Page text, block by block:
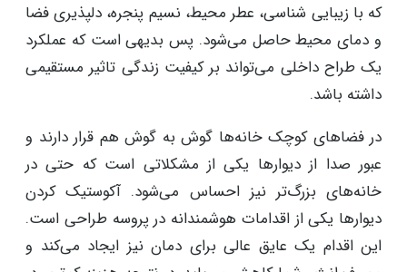
که با زیبایی شناسی، عطر محیط، نسیم پنجره، دلپذیری فضا
و دمای محیط حاصل می‌شود. پس بدیهی است که عملکرد
یک طراح داخلی می‌تواند بر کیفیت زندگی تاثیر مستقیمی
داشته باشد.
در فضاهای کوچک خانه‌ها گوش به گوش هم قرار دارند و
عبور صدا از دیوارها یکی از مشکلاتی است که حتی در
خانه‌های بزرگ‌تر نیز احساس می‌شود. آکوستیک کردن
دیوارها یکی از اقدامات هوشمندانه در پروسه طراحی است.
این اقدام یک عایق عالی برای دمان نیز ایجاد می‌کند و